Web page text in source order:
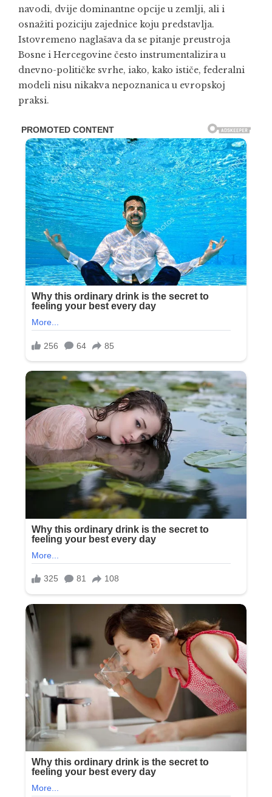
navodi, dvije dominantne opcije u zemlji, ali i
osnažiti poziciju zajednice koju predstavlja.
Istovremeno naglašava da se pitanje preustroja
Bosne i Hercegovine često instrumentalizira u
dnevno-političke svrhe, iako, kako ističe, federalni
modeli nisu nikakva nepoznanica u evropskoj
praksi.